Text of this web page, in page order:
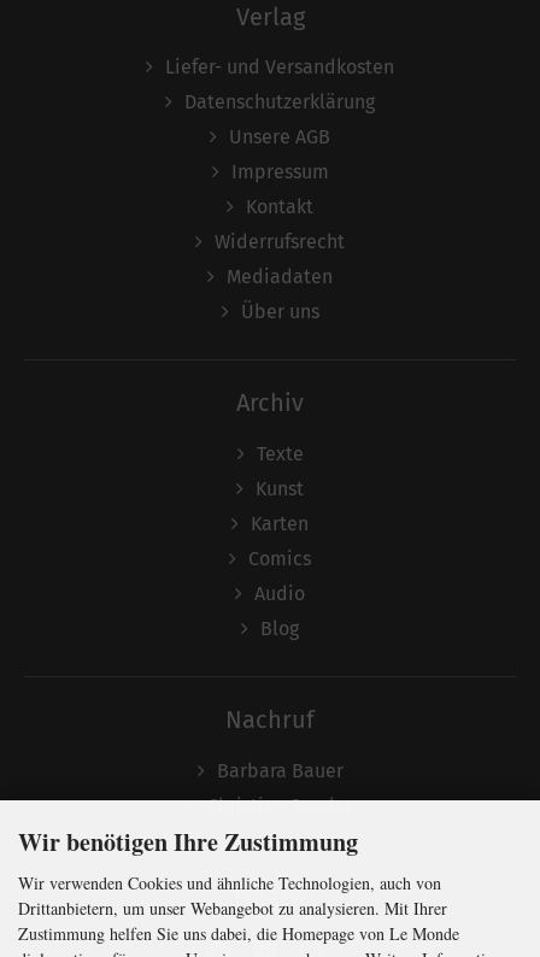
Verlag
Liefer- und Versandkosten
Datenschutzerklärung
Unsere AGB
Impressum
Kontakt
Widerrufsrecht
Mediadaten
Über uns
Archiv
Texte
Kunst
Karten
Comics
Audio
Blog
Nachruf
Barbara Bauer
Christian Semler
Folgen
Wir benötigen Ihre Zustimmung
Wir verwenden Cookies und ähnliche Technologien, auch von
Drittanbietern, um unser Webangebot zu analysieren. Mit Ihrer
Zustimmung helfen Sie uns dabei, die Homepage von Le Monde